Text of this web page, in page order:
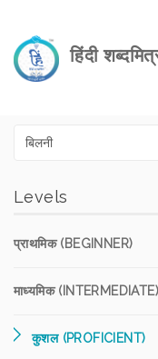
हिंदी
Levels
प्राथमिक (BEGINNER)
माध्यमिक (INTERMEDIATE)
कुशल (PROFICIENT)